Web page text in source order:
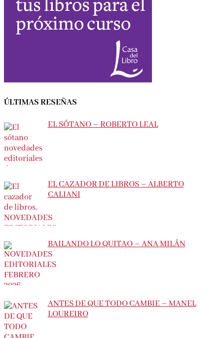
ÚLTIMAS RESEÑAS
EL SÓTANO – ROBERTO LEAL
EL CAZADOR DE LIBROS – ALBERTO
CALIANI
BAILANDO LO QUITAO – ANA MILÁN
ANTES DE QUE TODO CAMBIE – MANEL
LOUREIRO